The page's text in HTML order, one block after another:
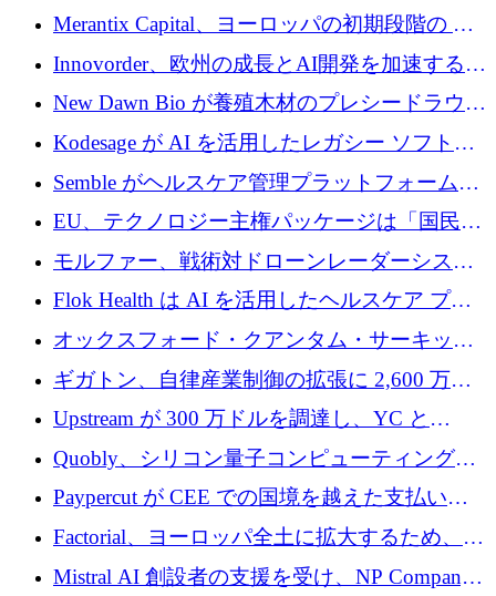
ストラクチャを構築するために 300 万ドルを
Merantix Capital、ヨーロッパの初期段階の AI
スタートアップ向けに 1 億 300 万ユーロのフ
ァンドを立ち上げる
Innovorder、欧州の成長とAI開発を加速するた
めに2,000万ユーロを確保
New Dawn Bio が養殖木材のプレシードラウン
ドで 210 万ユーロを調達
Kodesage が AI を活用したレガシー ソフトウ
ェアの最新化のために 660 万ドルを調達
Semble がヘルスケア管理プラットフォームを
拡大するためにシリーズ C で 3,000 万ポンド
を調達
EU、テクノロジー主権パッケージは「国民の
保護」に関するものだと発言
モルファー、戦術対ドローンレーダーシステ
ムを最前線に近づけるために150万ユーロを調
Flok Health は AI を活用したヘルスケア プラ
ットフォームの成長に 1,250 万ドルを投資
オックスフォード・クアンタム・サーキット
が「成人向け」2億6,000万ポンドの資金調達
ラウンドを獲得
ギガトン、自律産業制御の拡張に 2,600 万ド
ルを調達
Upstream が 300 万ドルを調達し、YC と
Xavier Niel が支援する共同 AI 受信箱を立ち上
げる
Quobly、シリコン量子コンピューティングの
商用化のためにシリーズ A で 1 億 1,500 万ユ
ーロを調達
Paypercut が CEE での国境を越えた支払いを
拡大するために 500 万ユーロを確保
Factorial、ヨーロッパ全土に拡大するため、25
億ドルの評価額で1億5,000万ドルのシリーズD
Mistral AI 創設者の支援を受け、NP Company